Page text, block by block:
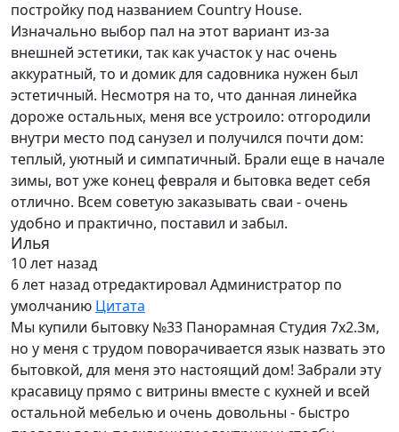
постройку под названием Country House.
Изначально выбор пал на этот вариант из-за
внешней эстетики, так как участок у нас очень
аккуратный, то и домик для садовника нужен был
эстетичный. Несмотря на то, что данная линейка
дороже остальных, меня все устроило: отгородили
внутри место под санузел и получился почти дом:
теплый, уютный и симпатичный. Брали еще в начале
зимы, вот уже конец февраля и бытовка ведет себя
отлично. Всем советую заказывать сваи - очень
удобно и практично, поставил и забыл.
Илья
10 лет назад
6 лет назад отредактировал Администратор по
умолчанию Цитата
Мы купили бытовку №33 Панорамная Студия 7х2.3м,
но у меня с трудом поворачивается язык назвать это
бытовкой, для меня это настоящий дом! Забрали эту
красавицу прямо с витрины вместе с кухней и всей
остальной мебелью и очень довольны - быстро